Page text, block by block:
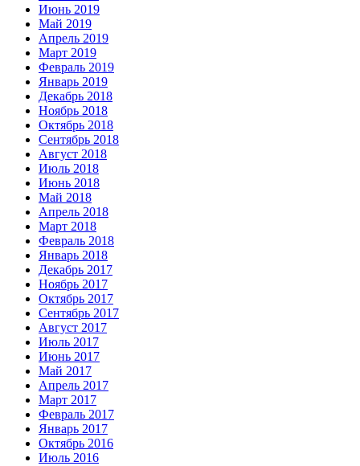
Июнь 2019
Май 2019
Апрель 2019
Март 2019
Февраль 2019
Январь 2019
Декабрь 2018
Ноябрь 2018
Октябрь 2018
Сентябрь 2018
Август 2018
Июль 2018
Июнь 2018
Май 2018
Апрель 2018
Март 2018
Февраль 2018
Январь 2018
Декабрь 2017
Ноябрь 2017
Октябрь 2017
Сентябрь 2017
Август 2017
Июль 2017
Июнь 2017
Май 2017
Апрель 2017
Март 2017
Февраль 2017
Январь 2017
Октябрь 2016
Июль 2016